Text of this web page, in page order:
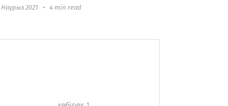
«Сұраныстарды беру» жаңа
Наурыз 2021 • 4 min read